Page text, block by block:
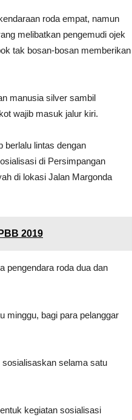
roda empat, namun
melibatkan pengemudi ojek
tak bosan-bosan memberikan
manusia silver sambil
wajib masuk jalur kiri.
berlalu lintas dengan
di Persimpangan
di lokasi Jalan Margonda
2019
pengendara roda dua dan
minggu, bagi para pelanggar
selama satu
kegiatan sosialisasi